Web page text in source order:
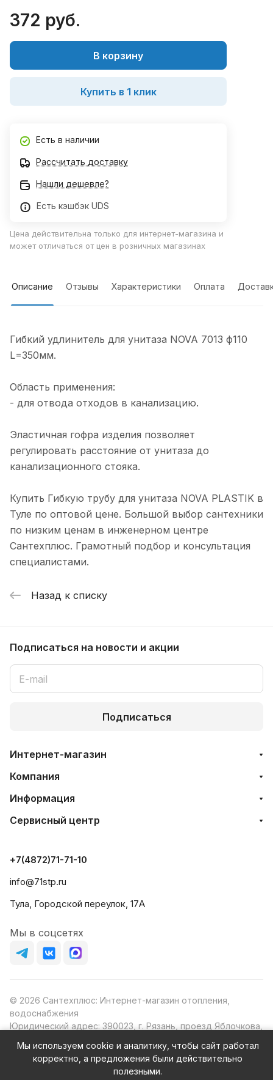
372 руб.
В корзину
Купить в 1 клик
Есть в наличии
Рассчитать доставку
Нашли дешевле?
Есть кэшбэк UDS
Цена действительна только для интернет-магазина и
может отличаться от цен в розничных магазинах
Описание Отзывы Характеристики Оплата
Гибкий удлинитель для унитаза NOVA 7013 ф110
L=350мм.
Область применения:
- для отвода отходов в канализацию.
Эластичная гофра изделия позволяет
регулировать расстояние от унитаза до
канализационного стояка.
Купить Гибкую трубу для унитаза NOVA PLASTIK в
Туле по оптовой цене. Большой выбор сантехники
по низким ценам в инженерном центре
Сантехплюс. Грамотный подбор и консультация
специалистами.
Назад к списку
Подписаться на новости и акции
Подписаться
Интернет-магазин
Компания
Информация
Сервисный центр
+7(4872)71-71-10
info@71stp.ru
Тула, Городской переулок, 17А
Мы в соцсетях
© 2026 Сантехплюс: Интернет-магазин отопления,
водоснабжения
Юридический адрес: 390023, г. Рязань, проезд Яблочкова,
ИНН/КПП: 6230087631/623001001
ОГРН: 1156230000080
Мы используем cookie и аналитику, чтобы сайт работал
корректно, а предложения были действительно
полезными.